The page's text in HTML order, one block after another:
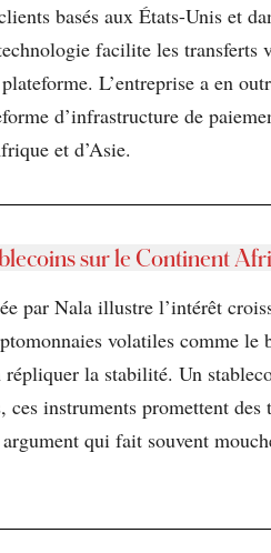
basés aux États-Unis et
facilite les
L’entreprise a en
d’infrastructure de
et d’Asie.
sur le Continent
par Nala illustre l’intérêt
volatiles comme
la stabilité. Un
ces instruments promettent
qui fait souvent